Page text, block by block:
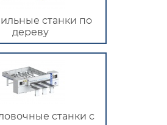
станки по
дереву
станки с